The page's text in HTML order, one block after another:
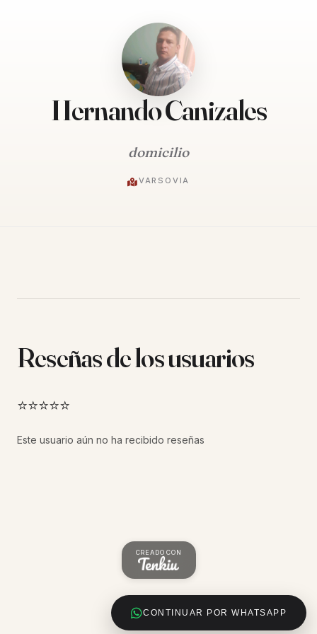
Hernando Canizales
domicilio
VARSOVIA
CONTINUAR POR WHATSAPP
Reseñas de los usuarios
⭐⭐⭐⭐⭐
Este usuario aún no ha recibido reseñas
CREADO CON